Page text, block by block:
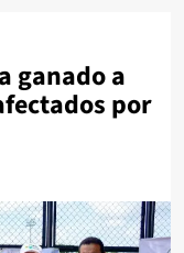
ganado a
por